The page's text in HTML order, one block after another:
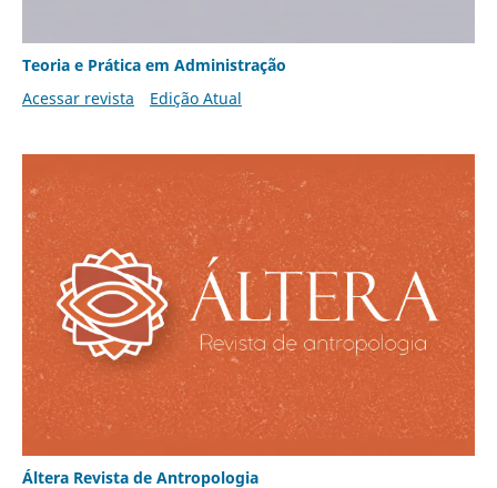
Teoria e Prática em Administração
Acessar revista
Edição Atual
Áltera Revista de Antropologia